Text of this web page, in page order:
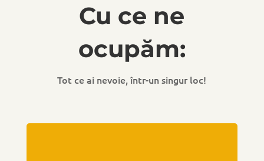
Cu ce ne
ocupăm:
Tot ce ai nevoie, într-un singur loc!